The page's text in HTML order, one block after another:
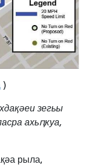
)
зегьы
ахьԥкуа,
рыла,